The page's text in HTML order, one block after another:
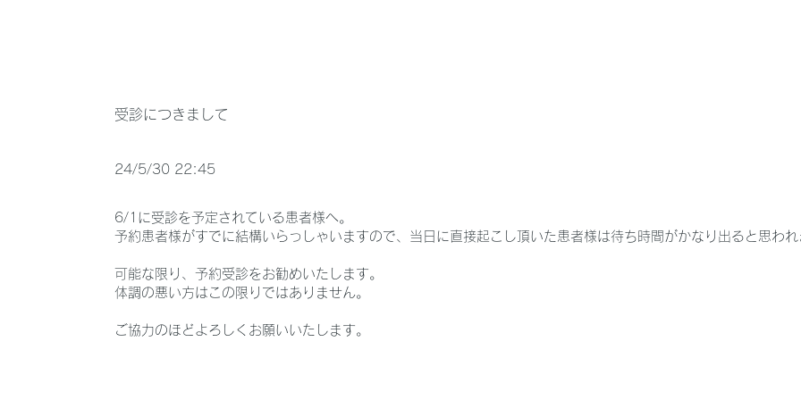
受診につきまして
24/5/30 22:45
6/1に受診を予定されている患者様へ。
予約患者様がすでに結構いらっしゃいますので、当日に直接起こし頂いた患者様は待ち時間がかなり出ると思われ
可能な限り、予約受診をお勧めいたします。
体調の悪い方はこの限りではありません。
ご協力のほどよろしくお願いいたします。